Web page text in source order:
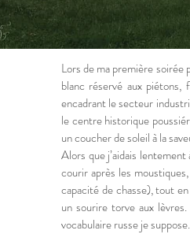
Lors de ma première soirée
blanc réservé aux
encadrant le secteur
le centre historique
un coucher de soleil à la
Alors que j’aidais
courir après les
capacité de chasse), tout
un sourire torve aux
vocabulaire russe je suppose.